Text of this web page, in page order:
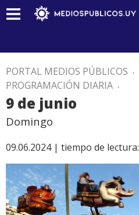
PORTAL MEDIOS PÚBLICOS .
PROGRAMACIÓN DIARIA .
9 de junio
Domingo
09.06.2024 | tiempo de lectura: